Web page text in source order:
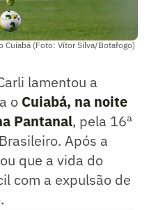
Cuiabá (Foto: Vítor Silva/Botafogo)
lamentou a
o Cuiabá, na noite
Pantanal, pela 16ª
Após a
que a vida do
com a expulsão de